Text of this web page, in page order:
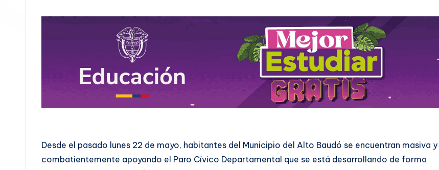
Desde el pasado lunes 22 de mayo, habitantes del Municipio del Alto Baudó se encuentran masiva y
combatientemente apoyando el Paro Cívico Departamental que se está desarrollando de forma